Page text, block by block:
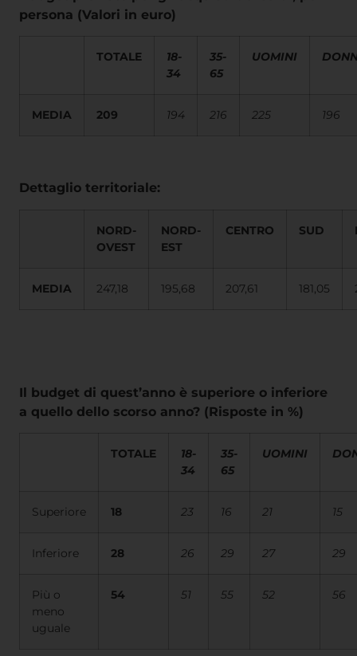
persona (Valori in euro)
TOTALE
18-
34
35-
65
UOMINI
MEDIA 209 194 216 225 196
Dettaglio territoriale:
NORD-
OVEST
NORD-
EST
CENTRO SUD
MEDIA 247,18 195,68 207,61 181,05
Il budget di quest’anno è superiore o inferiore
a quello dello scorso anno? (Risposte in %)
TOTALE
18-
34
35-
65
UOMINI
Superiore 18 23 16 21 15
Inferiore 28 26 29 27 29
Più o
meno
uguale
54 51 55 52 56